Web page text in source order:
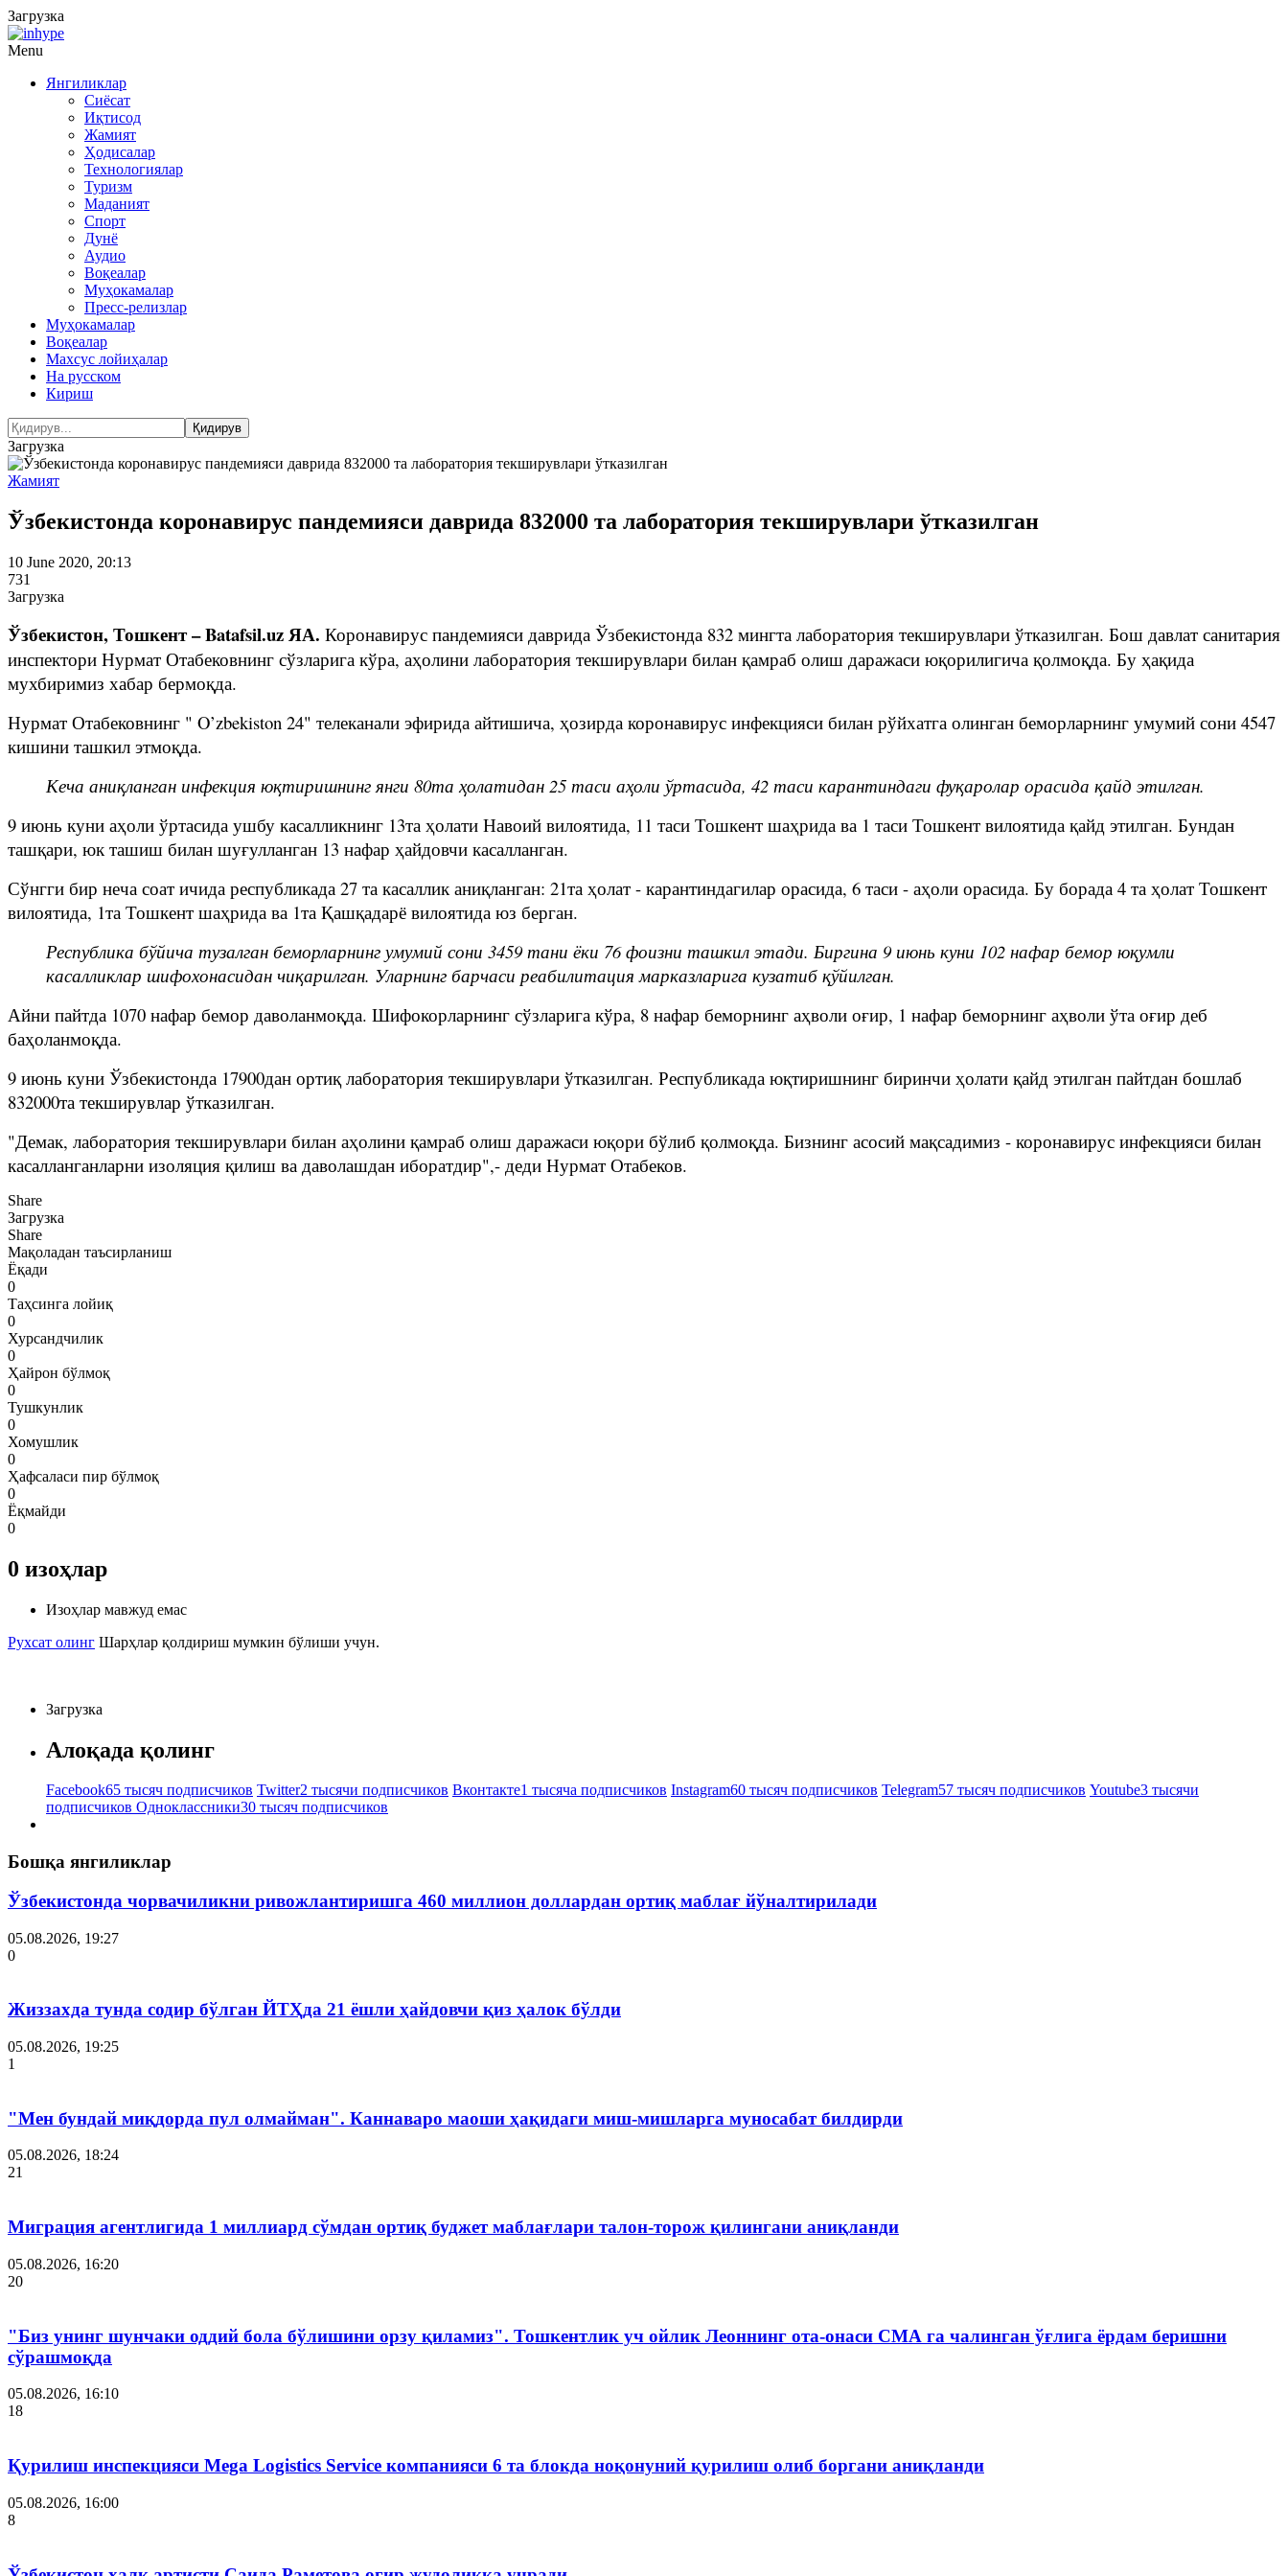
Загрузка
Menu
Янгиликлар
Сиёсат
Иқтисод
Жамият
Ҳодисалар
Технологиялар
Туризм
Маданият
Спорт
Дунё
Аудио
Воқеалар
Муҳокамалар
Пресс-релизлар
Муҳокамалар
Воқеалар
Махсус лойиҳалар
На русском
Кириш
Загрузка
Жамият
Ўзбекистонда коронавирус пандемияси даврида 832000 та лаборатория текширувлари ўтказилган
10 June 2020, 20:13
731
Загрузка
Ўзбекистон, Тошкент – Batafsil.uz ЯА. Коронавирус пандемияси даврида Ўзбекистонда 832 мингта лаборатория текширувлари ўтказилган. Бош давлат санитария
инспектори Нурмат Отабековнинг сўзларига кўра, аҳолини лаборатория текширувлари билан қамраб олиш даражаси юқорилигича қолмоқда. Бу ҳақида
мухбиримиз хабар бермоқда.
Нурмат Отабековнинг " O’zbekiston 24" телеканали эфирида айтишича, ҳозирда коронавирус инфекцияси билан рўйхатга олинган беморларнинг умумий сони 4547
кишини ташкил этмоқда.
Кеча аниқланган инфекция юқтиришнинг янги 80та ҳолатидан 25 таси аҳоли ўртасида, 42 таси карантиндаги фуқаролар орасида қайд этилган.
9 июнь куни аҳоли ўртасида ушбу касалликнинг 13та ҳолати Навоий вилоятида, 11 таси Тошкент шаҳрида ва 1 таси Тошкент вилоятида қайд этилган. Бундан
ташқари, юк ташиш билан шуғулланган 13 нафар ҳайдовчи касалланган.
Сўнгги бир неча соат ичида республикада 27 та касаллик аниқланган: 21та ҳолат - карантиндагилар орасида, 6 таси - аҳоли орасида. Бу борада 4 та ҳолат Тошкент
вилоятида, 1та Тошкент шаҳрида ва 1та Қашқадарё вилоятида юз берган.
Республика бўйича тузалган беморларнинг умумий сони 3459 тани ёки 76 фоизни ташкил этади. Биргина 9 июнь куни 102 нафар бемор юқумли
касалликлар шифохонасидан чиқарилган. Уларнинг барчаси реабилитация марказларига кузатиб қўйилган.
Айни пайтда 1070 нафар бемор даволанмоқда. Шифокорларнинг сўзларига кўра, 8 нафар беморнинг аҳволи оғир, 1 нафар беморнинг аҳволи ўта оғир деб
баҳоланмоқда.
9 июнь куни Ўзбекистонда 17900дан ортиқ лаборатория текширувлари ўтказилган. Республикада юқтиришнинг биринчи ҳолати қайд этилган пайтдан бошлаб
832000та текширувлар ўтказилган.
"Демак, лаборатория текширувлари билан аҳолини қамраб олиш даражаси юқори бўлиб қолмоқда. Бизнинг асосий мақсадимиз - коронавирус инфекцияси билан
касалланганларни изоляция қилиш ва даволашдан иборатдир",- деди Нурмат Отабеков.
Share
Загрузка
Share
Мақоладан таъсирланиш
Ёқади
0
Таҳсинга лойиқ
0
Хурсандчилик
0
Ҳайрон бўлмоқ
0
Тушкунлик
0
Хомушлик
0
Ҳафсаласи пир бўлмоқ
0
Ёқмайди
0
0 изоҳлар
Изоҳлар мавжуд емас
Рухсат олинг Шарҳлар қолдириш мумкин бўлиши учун.
Загрузка
Алоқада қолинг
Facebook65 тысяч подписчиков Twitter2 тысячи подписчиков Вконтакте1 тысяча подписчиков Instagram60 тысяч подписчиков Telegram57 тысяч подписчиков Youtube3 тысячи
подписчиков Одноклассники30 тысяч подписчиков
Бошқа янгиликлар
Ўзбекистонда чорвачиликни ривожлантиришга 460 миллион доллардан ортиқ маблағ йўналтирилади
05.08.2026, 19:27
0
Жиззахда тунда содир бўлган ЙТҲда 21 ёшли ҳайдовчи қиз ҳалок бўлди
05.08.2026, 19:25
1
"Мен бундай миқдорда пул олмайман". Каннаваро маоши ҳақидаги миш-мишларга муносабат билдирди
05.08.2026, 18:24
21
Миграция агентлигида 1 миллиард сўмдан ортиқ буджет маблағлари талон-торож қилингани аниқланди
05.08.2026, 16:20
20
"Биз унинг шунчаки оддий бола бўлишини орзу қиламиз". Тошкентлик уч ойлик Леоннинг ота-онаси СМА га чалинган ўғлига ёрдам беришни
сўрашмоқда
05.08.2026, 16:10
18
Қурилиш инспекцияси Мega Logistics Service компанияси 6 та блокда ноқонуний қурилиш олиб боргани аниқланди
05.08.2026, 16:00
8